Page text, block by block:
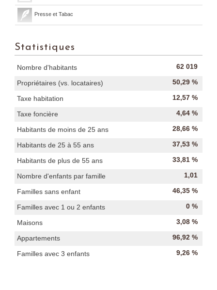
Presse et Tabac
Statistiques
Nombre d'habitants 62 019
Propriétaires (vs. locataires) 50,29 %
Taxe habitation 12,57 %
Taxe foncière 4,64 %
Habitants de moins de 25 ans 28,66 %
Habitants de 25 à 55 ans 37,53 %
Habitants de plus de 55 ans 33,81 %
Nombre d'enfants par famille 1,01
Familles sans enfant 46,35 %
Familles avec 1 ou 2 enfants 0 %
Maisons 3,08 %
Appartements 96,92 %
Familles avec 3 enfants 9,26 %